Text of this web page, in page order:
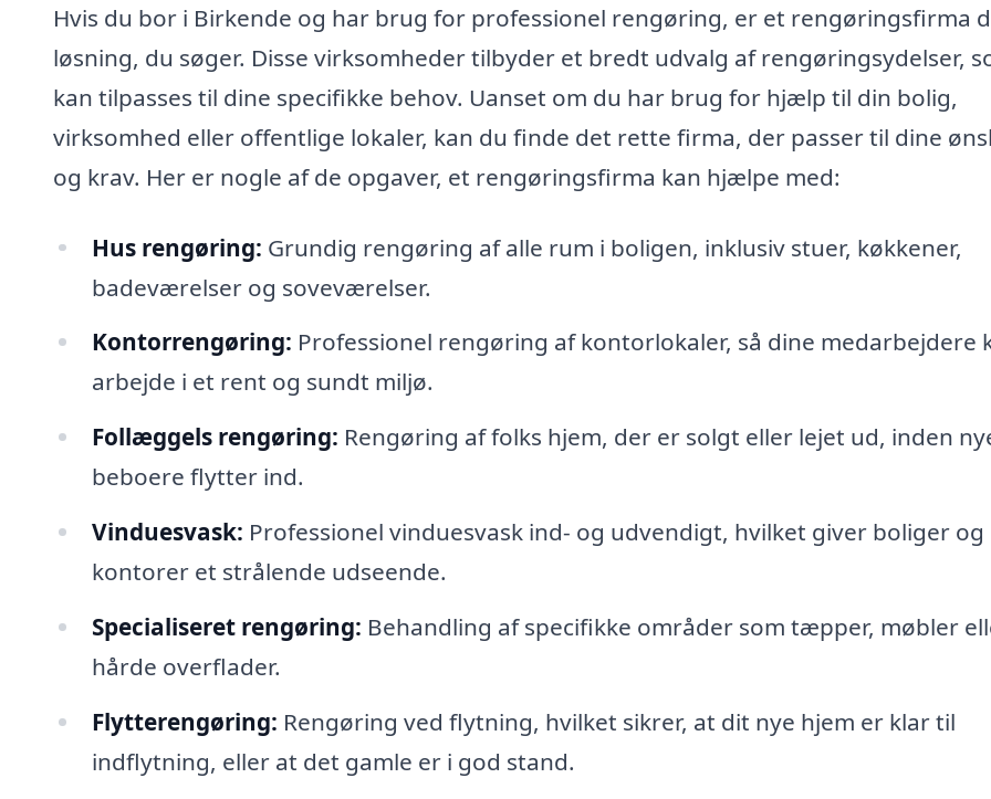
Hvis du bor i Birkende og har brug for professionel rengøring, er et rengøringsfirma
løsning, du søger. Disse virksomheder tilbyder et bredt udvalg af rengøringsydelser,
kan tilpasses til dine specifikke behov. Uanset om du har brug for hjælp til din bolig,
virksomhed eller offentlige lokaler, kan du finde det rette firma, der passer til dine
og krav. Her er nogle af de opgaver, et rengøringsfirma kan hjælpe med:
Hus rengøring: Grundig rengøring af alle rum i boligen, inklusiv stuer, køkkener,
badeværelser og soveværelser.
Kontorrengøring: Professionel rengøring af kontorlokaler, så dine medarbejdere
arbejde i et rent og sundt miljø.
Follæggels rengøring: Rengøring af folks hjem, der er solgt eller lejet ud, inden
beboere flytter ind.
Vinduesvask: Professionel vinduesvask ind- og udvendigt, hvilket giver boliger og
kontorer et strålende udseende.
Specialiseret rengøring: Behandling af specifikke områder som tæpper, møbler
hårde overflader.
Flytterengøring: Rengøring ved flytning, hvilket sikrer, at dit nye hjem er klar til
indflytning, eller at det gamle er i god stand.